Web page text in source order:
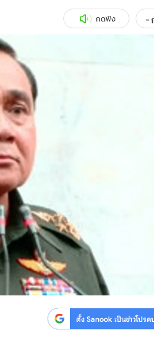
สุขภาพ
กดฟัง -
ตั้ง Sanook เป็นข่าวโปร